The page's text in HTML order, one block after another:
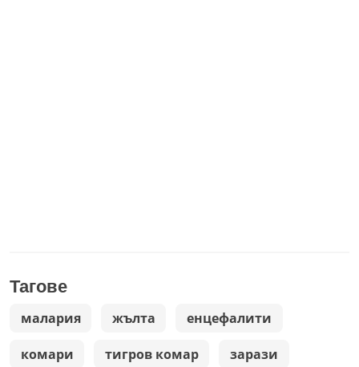
Тагове
малария жълта енцефалити
комари тигров комар зарази